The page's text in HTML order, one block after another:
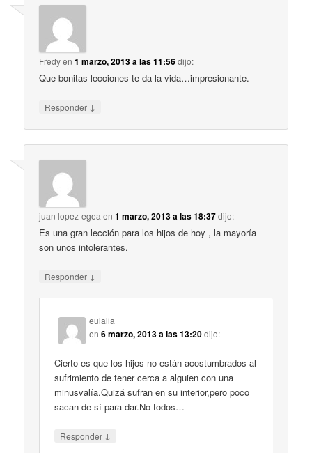
Fredyen1 marzo, 2013 a las 11:56dijo:
Que bonitas lecciones te da la vida…impresionante.
Responder ↓
juan lopez-egea en1 marzo, 2013 a las 18:37dijo:
Es una gran lección para los hijos de hoy , la mayoría
son unos intolerantes.
Responder ↓
eulalia
en6 marzo, 2013 a las 13:20dijo:
Cierto es que los hijos no están acostumbrados al
sufrimiento de tener cerca a alguien con una
minusvalía.Quizá sufran en su interior,pero poco
sacan de sí para dar.No todos…
Responder ↓